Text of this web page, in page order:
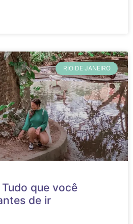
RIO DE JANEIRO
que você
de ir